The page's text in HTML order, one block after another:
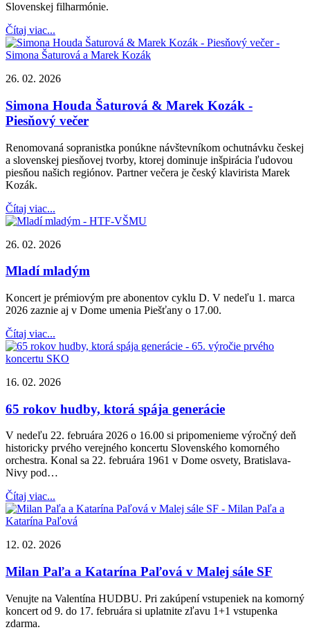
Slovenskej filharmónie.
Čítaj viac...
26. 02. 2026
Simona Houda Šaturová & Marek Kozák -
Piesňový večer
Renomovaná sopranistka ponúkne návštevníkom ochutnávku českej
a slovenskej piesňovej tvorby, ktorej dominuje inšpirácia ľudovou
piesňou našich regiónov. Partner večera je český klavirista Marek
Kozák.
Čítaj viac...
26. 02. 2026
Mladí mladým
Koncert je prémiovým pre abonentov cyklu D. V nedeľu 1. marca
2026 zaznie aj v Dome umenia Piešťany o 17.00.
Čítaj viac...
16. 02. 2026
65 rokov hudby, ktorá spája generácie
V nedeľu 22. februára 2026 o 16.00 si pripomenieme výročný deň
historicky prvého verejného koncertu Slovenského komorného
orchestra. Konal sa 22. februára 1961 v Dome osvety, Bratislava-
Nivy pod…
Čítaj viac...
12. 02. 2026
Milan Paľa a Katarína Paľová v Malej sále SF
Venujte na Valentína HUDBU. Pri zakúpení vstupeniek na komorný
koncert od 9. do 17. februára si uplatnite zľavu 1+1 vstupenka
zdarma.